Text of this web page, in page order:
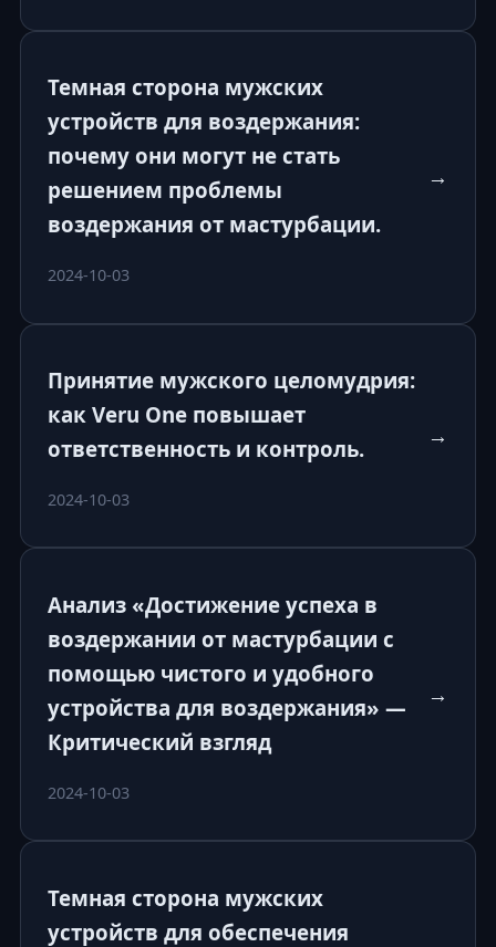
Темная сторона мужских
устройств для воздержания:
почему они могут не стать
решением проблемы
воздержания от мастурбации.
2024-10-03
→
Принятие мужского целомудрия:
как Veru One повышает
ответственность и контроль.
2024-10-03
→
Анализ «Достижение успеха в
воздержании от мастурбации с
помощью чистого и удобного
устройства для воздержания» —
Критический взгляд
2024-10-03
→
Темная сторона мужских
устройств для обеспечения